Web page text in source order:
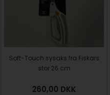
Soft-Touch sysaks fra Fiskars
stor 26 cm
260,00 DKK